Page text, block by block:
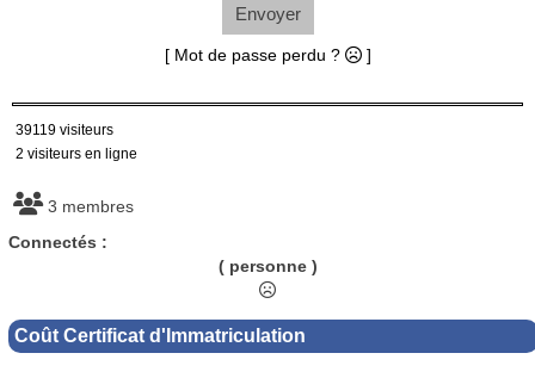
Envoyer
[ Mot de passe perdu ? ]
39119 visiteurs
2 visiteurs en ligne
3 membres
Connectés :
( personne )
Coût Certificat d'Immatriculation